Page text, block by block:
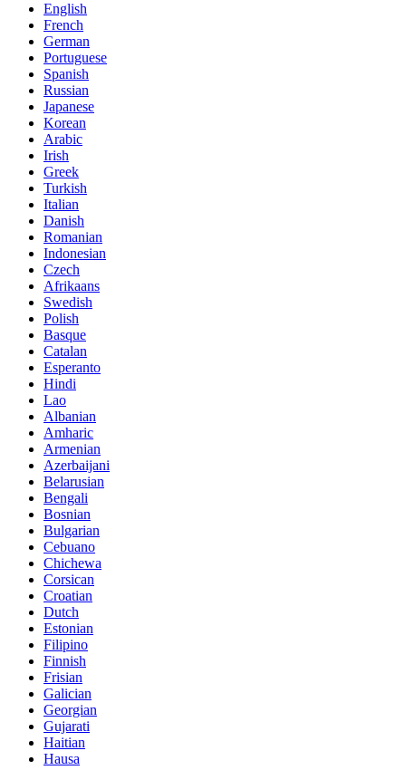
English
French
German
Portuguese
Spanish
Russian
Japanese
Korean
Arabic
Irish
Greek
Turkish
Italian
Danish
Romanian
Indonesian
Czech
Afrikaans
Swedish
Polish
Basque
Catalan
Esperanto
Hindi
Lao
Albanian
Amharic
Armenian
Azerbaijani
Belarusian
Bengali
Bosnian
Bulgarian
Cebuano
Chichewa
Corsican
Croatian
Dutch
Estonian
Filipino
Finnish
Frisian
Galician
Georgian
Gujarati
Haitian
Hausa